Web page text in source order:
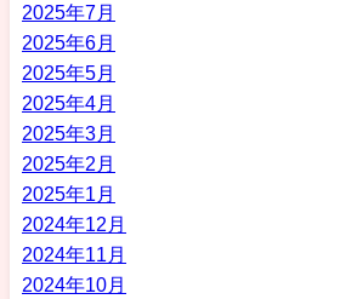
2025年7月
2025年6月
2025年5月
2025年4月
2025年3月
2025年2月
2025年1月
2024年12月
2024年11月
2024年10月